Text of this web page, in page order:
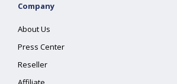
Company
About Us
Press Center
Reseller